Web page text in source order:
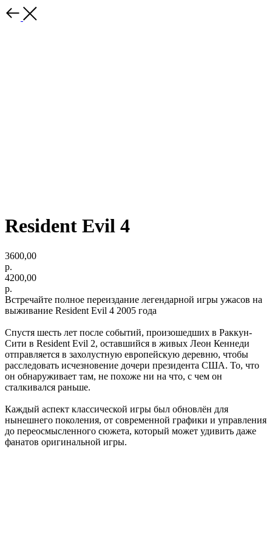
Resident Evil 4
3600,00
р.
4200,00
р.
Встречайте полное переиздание легендарной игры ужасов на
выживание Resident Evil 4 2005 года
Спустя шесть лет после событий, произошедших в Раккун-
Сити в Resident Evil 2, оставшийся в живых Леон Кеннеди
отправляется в захолустную европейскую деревню, чтобы
расследовать исчезновение дочери президента США. То, что
он обнаруживает там, не похоже ни на что, с чем он
сталкивался раньше.
Каждый аспект классической игры был обновлён для
нынешнего поколения, от современной графики и управления
до переосмысленного сюжета, который может удивить даже
фанатов оригинальной игры.